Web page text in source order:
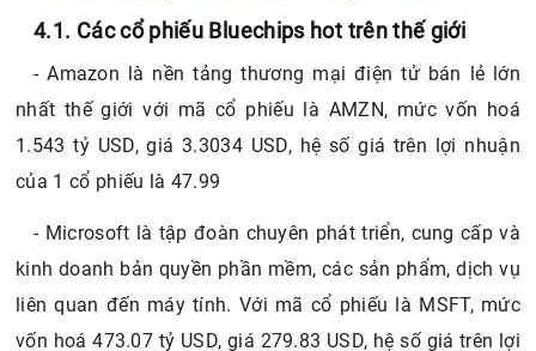
4.1. Các cổ phiếu Bluechips hot trên thế giới
- Amazon là nền tảng thương mại điện tử bán lẻ lớn
nhất thế giới với mã cổ phiếu là AMZN, mức vốn hoá
1.543 tỷ USD, giá 3.3034 USD, hệ số giá trên lợi nhuận
của 1 cổ phiếu là 47.99
- Microsoft là tập đoàn chuyên phát triển, cung cấp và
kinh doanh bản quyền phần mềm, các sản phẩm, dịch vụ
liên quan đến máy tính. Với mã cổ phiếu là MSFT, mức
vốn hoá 473.07 tỷ USD, giá 279.83 USD, hệ số giá trên lợi